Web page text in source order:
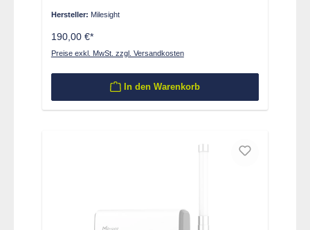
Hersteller: Milesight
190,00 €*
Preise exkl. MwSt. zzgl. Versandkosten
In den Warenkorb